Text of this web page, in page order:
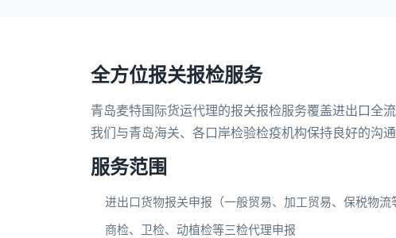
全方位报关报检服务
青岛麦特国际货运代理的报关报检服务覆盖进出口全
我们与青岛海关、各口岸检验检疫机构保持良好的沟
服务范围
进出口货物报关申报（一般贸易、加工贸易、保税物流
商检、卫检、动植检等三检代理申报